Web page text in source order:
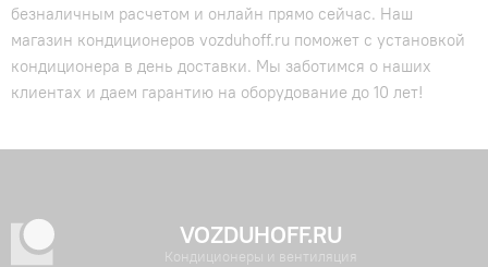
безналичным расчетом и онлайн прямо сейчас. Наш
магазин кондиционеров vozduhoff.ru поможет с установкой
кондиционера в день доставки. Мы заботимся о наших
клиентах и даем гарантию на оборудование до 10 лет!
VOZDUHOFF.RU
Кондиционеры и вентиляция